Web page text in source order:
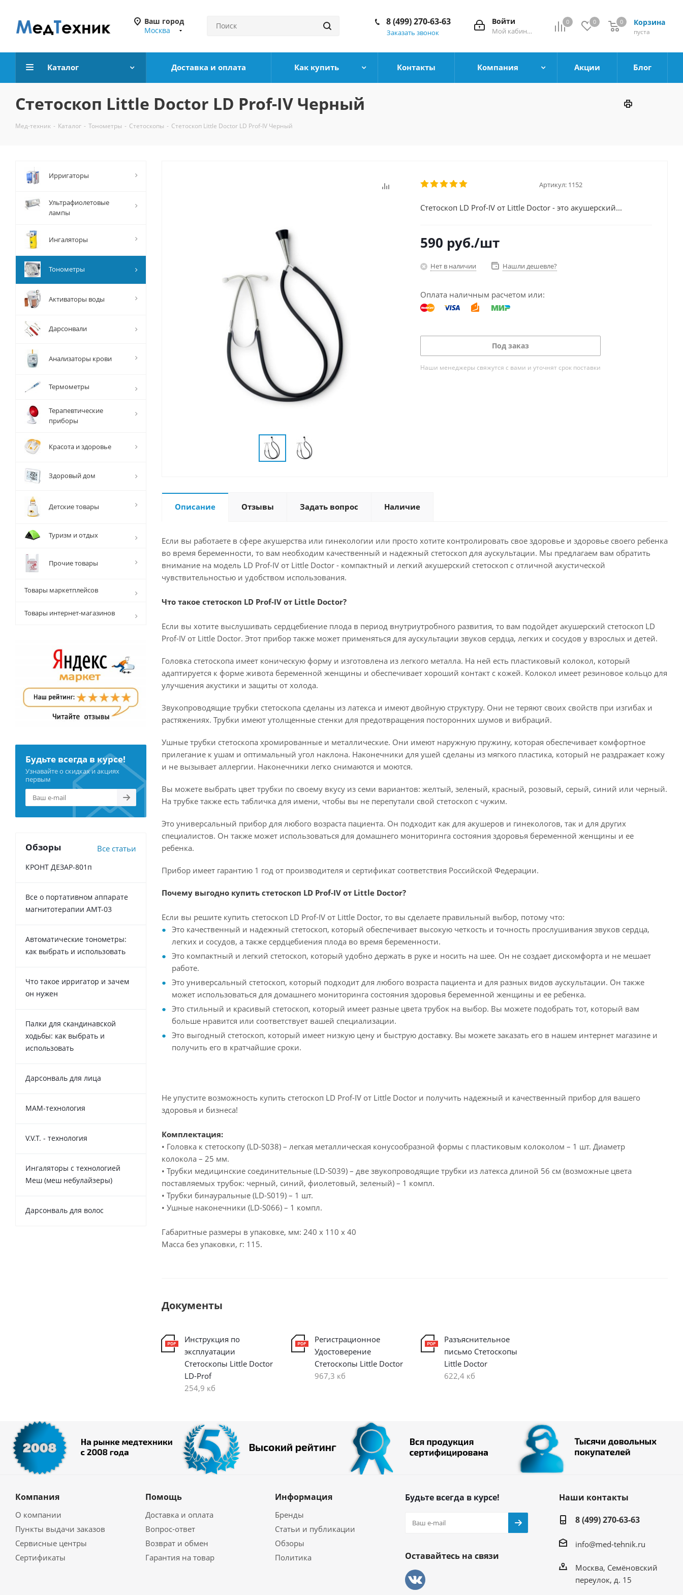
Ваш город
Москва
0 0 Корзина
0
пуста
0
Войти
Мой кабинет
8 (499) 270-63-63
Заказать звонок
Каталог Доставка и оплата Как купить Контакты Компания Акции Блог
Стетоскоп Little Doctor LD Prof-IV Черный
Мед-техник - Каталог - Тонометры - Стетоскопы - Стетоскоп Little Doctor LD Prof-IV Черный
Артикул: 1152
Стетоскоп LD Prof-IV от Little Doctor - это акушерский...
590 руб./шт
Нет в наличии Нашли дешевле?
Оплата наличным расчетом или:
Под заказ
Наши менеджеры свяжутся с вами и уточнят срок поставки
Описание Отзывы Задать вопрос Наличие
Если вы работаете в сфере акушерства или гинекологии или просто хотите контролировать свое здоровье и здоровье своего ребенка
во время беременности, то вам необходим качественный и надежный стетоскоп для аускультации. Мы предлагаем вам обратить
внимание на модель LD Prof-IV от Little Doctor - компактный и легкий акушерский стетоскоп с отличной акустической
чувствительностью и удобством использования.
Что такое стетоскоп LD Prof-IV от Little Doctor?
Если вы хотите выслушивать сердцебиение плода в период внутриутробного развития, то вам подойдет акушерский стетоскоп LD
Prof-IV от Little Doctor. Этот прибор также может применяться для аускультации звуков сердца, легких и сосудов у взрослых и детей.
Головка стетоскопа имеет коническую форму и изготовлена из легкого металла. На ней есть пластиковый колокол, который
адаптируется к форме живота беременной женщины и обеспечивает хороший контакт с кожей. Колокол имеет резиновое кольцо для
улучшения акустики и защиты от холода.
Звукопроводящие трубки стетоскопа сделаны из латекса и имеют двойную структуру. Они не теряют своих свойств при изгибах и
растяжениях. Трубки имеют утолщенные стенки для предотвращения посторонних шумов и вибраций.
Ушные трубки стетоскопа хромированные и металлические. Они имеют наружную пружину, которая обеспечивает комфортное
прилегание к ушам и оптимальный угол наклона. Наконечники для ушей сделаны из мягкого пластика, который не раздражает кожу
и не вызывает аллергии. Наконечники легко снимаются и моются.
Вы можете выбрать цвет трубки по своему вкусу из семи вариантов: желтый, зеленый, красный, розовый, серый, синий или черный.
На трубке также есть табличка для имени, чтобы вы не перепутали свой стетоскоп с чужим.
Это универсальный прибор для любого возраста пациента. Он подходит как для акушеров и гинекологов, так и для других
специалистов. Он также может использоваться для домашнего мониторинга состояния здоровья беременной женщины и ее
ребенка.
Прибор имеет гарантию 1 год от производителя и сертификат соответствия Российской Федерации.
Почему выгодно купить стетоскоп LD Prof-IV от Little Doctor?
Если вы решите купить стетоскоп LD Prof-IV от Little Doctor, то вы сделаете правильный выбор, потому что:
Это качественный и надежный стетоскоп, который обеспечивает высокую четкость и точность прослушивания звуков сердца,
легких и сосудов, а также сердцебиения плода во время беременности.
Это компактный и легкий стетоскоп, который удобно держать в руке и носить на шее. Он не создает дискомфорта и не мешает
работе.
Это универсальный стетоскоп, который подходит для любого возраста пациента и для разных видов аускультации. Он также
может использоваться для домашнего мониторинга состояния здоровья беременной женщины и ее ребенка.
Это стильный и красивый стетоскоп, который имеет разные цвета трубок на выбор. Вы можете подобрать тот, который вам
больше нравится или соответствует вашей специализации.
Это выгодный стетоскоп, который имеет низкую цену и быструю доставку. Вы можете заказать его в нашем интернет магазине и
получить его в кратчайшие сроки.
Не упустите возможность купить стетоскоп LD Prof-IV от Little Doctor и получить надежный и качественный прибор для вашего
здоровья и бизнеса!
Комплектация:
• Головка к стетоскопу (LD-S038) – легкая металлическая конусообразной формы с пластиковым колоколом – 1 шт. Диаметр
колокола – 25 мм.
• Трубки медицинские соединительные (LD-S039) – две звукопроводящие трубки из латекса длиной 56 см (возможные цвета
поставляемых трубок: черный, синий, фиолетовый, зеленый) – 1 компл.
• Трубки бинауральные (LD-S019) – 1 шт.
• Ушные наконечники (LD-S066) – 1 компл.
Габаритные размеры в упаковке, мм: 240 х 110 х 40
Масса без упаковки, г: 115.
Документы
Инструкция по
эксплуатации
Cтетоскопы Little Doctor
LD-Prof
254,9 кб
Регистрационное
Удостоверение
Стетоскопы Little Doctor
967,3 кб
Разъяснительное
письмо Стетоскопы
Little Doctor
622,4 кб
Ирригаторы
Ультрафиолетовые
лампы
Ингаляторы
Тонометры
Активаторы воды
Дарсонвали
Анализаторы крови
Термометры
Терапевтические
приборы
Красота и здоровье
Здоровый дом
Детские товары
Туризм и отдых
Прочие товары
Товары маркетплейсов
Товары интернет-магазинов
Будьте всегда в курсе!
Узнавайте о скидках и акциях
первым
Обзоры Все статьи
КРОНТ ДЕЗАР-801п
Все о портативном аппарате
магнитотерапии АМТ-03
Автоматические тонометры:
как выбрать и использовать
Что такое ирригатор и зачем
он нужен
Палки для скандинавской
ходьбы: как выбрать и
использовать
Дарсонваль для лица
MAM-технология
V.V.T. - технология
Ингаляторы с технологией
Меш (меш небулайзеры)
Дарсонваль для волос
Компания
О компании
Пункты выдачи заказов
Сервисные центры
Сертификаты
Помощь
Доставка и оплата
Вопрос-ответ
Возврат и обмен
Гарантия на товар
Информация
Бренды
Статьи и публикации
Обзоры
Политика
Будьте всегда в курсе!
Оставайтесь на связи
Наши контакты
8 (499) 270-63-63
info@med-tehnik.ru
Москва, Семёновский
переулок, д. 15